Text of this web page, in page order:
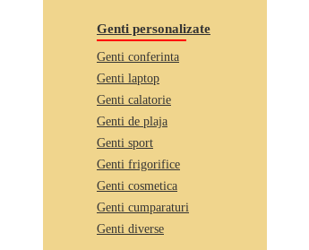
Genti personalizate
Genti conferinta
Genti laptop
Genti calatorie
Genti de plaja
Genti sport
Genti frigorifice
Genti cosmetica
Genti cumparaturi
Genti diverse